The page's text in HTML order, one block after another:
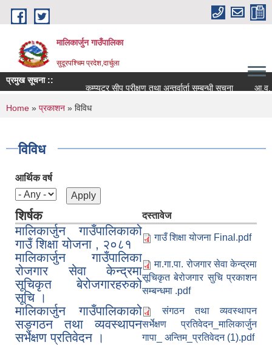
Skip to main content
मालिकार्जुन गाउँपालिका
सुदूरपश्चिम प्रदेश,दार्चुला
प्रमुख सूचना ::
कम्प्युटर सीप परीक्षण तथा अन्तर्वार्ता सम्बन्धी सूचना
आ.व.
You are here
Home » प्रकाशन » विविध
विविध
आर्थिक वर्ष
शिर्षक दस्तावेज
मालिकार्जुन गाउँपालिकाको
गाउँ शिक्षा योजना , २०८१
गाउँ शिक्षा योजना Final.pdf
मालिकार्जुन गाउँपालिका
रोजगार सेवा केन्द्रमा
सूचिकृत बेरोजगारहरुको
सूचि ।
मा.गा.पा. रोजगार सेवा केन्द्रमा
सूचिकृत बेरोजगार सुचि प्रकाशन
सम्बन्धमा .pdf
मालिकार्जुन गाउँपालिकाको
सङ्गठन तथा व्यवस्थापन
सर्भेक्षण प्रतिवेदन ।
संगठन तथा व्यवस्थापन
सर्भेक्षण प्रतिवेदन_मालिकार्जुन
गापा_ अन्तिम_प्रतिवेदन (1).pdf